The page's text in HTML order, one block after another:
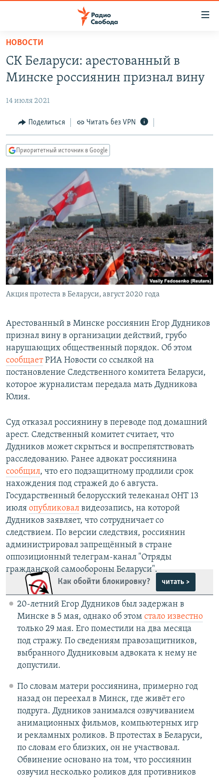
упрощенного
доступа
Вернуться
основному
Вернутся
главной
навигации
Вернутся
поиску
ПОДКАСТЫ
АВТОРСКИЕ ПРОЕКТЫ
ЦИТАТЫ СВОБОДЫ
МНЕНИЯ
IDEL.РЕАЛИИ
СЕВЕР.РЕАЛИИ
СИБИРЬ.РЕАЛИИ
РАСПИСАНИЕ ВЕЩАНИЯ
ПОДПИШИТЕСЬ НА РАССЫЛКУ
СОЦИАЛЬНЫЕ СЕТИ
Все сайты РСЕ/РС
НОВОСТИ
СК Беларуси: арестованный в
Минске россиянин признал вину
14 июля 2021
Поделиться Читать без VPN
Приоритетный источник в Google
Акция протеста в Беларуси, август 2020 года
Арестованный в Минске россиянин Егор Дудников
признал вину в организации действий, грубо
нарушающих общественный порядок. Об этом
сообщаетРИА Новости со ссылкой на
постановление Следственного комитета Беларуси,
которое журналистам передала мать Дудникова
Юлия.
Суд отказал россиянину в переводе под домашний
арест. Следственный комитет считает, что
Дудников может скрыться и воспрепятствовать
расследованию. Ранее адвокат россиянина
сообщил, что его подзащитному продлили срок
нахождения под стражей до 6 августа.
Государственный белорусский телеканал ОНТ 13
июля опубликовал видеозапись, на которой
Дудников заявляет, что сотрудничает со
следствием. По версии следствия, россиянин
администрировал запрещённый в стране
оппозиционный телеграм-канал "Отряды
гражданской самообороны Беларуси".
Как обойти блокировку?
читать >
20-летний Егор Дудников был задержан в
Минске в 5 мая, однако об этом стало известно
только 29 мая. Его поместили на два месяца
под стражу. По сведениям правозащитников,
выбранного Дудниковым адвоката к нему не
допустили.
По словам матери россиянина, примерно год
назад он переехал в Минск, где живёт его
подруга. Дудников занимался озвучиванием
анимационных фильмов, компьютерных игр
и рекламных роликов. В протестах в Беларуси,
по словам его близких, он не участвовал.
Обвинение основано на том, что россиянин
озвучил несколько роликов для противников